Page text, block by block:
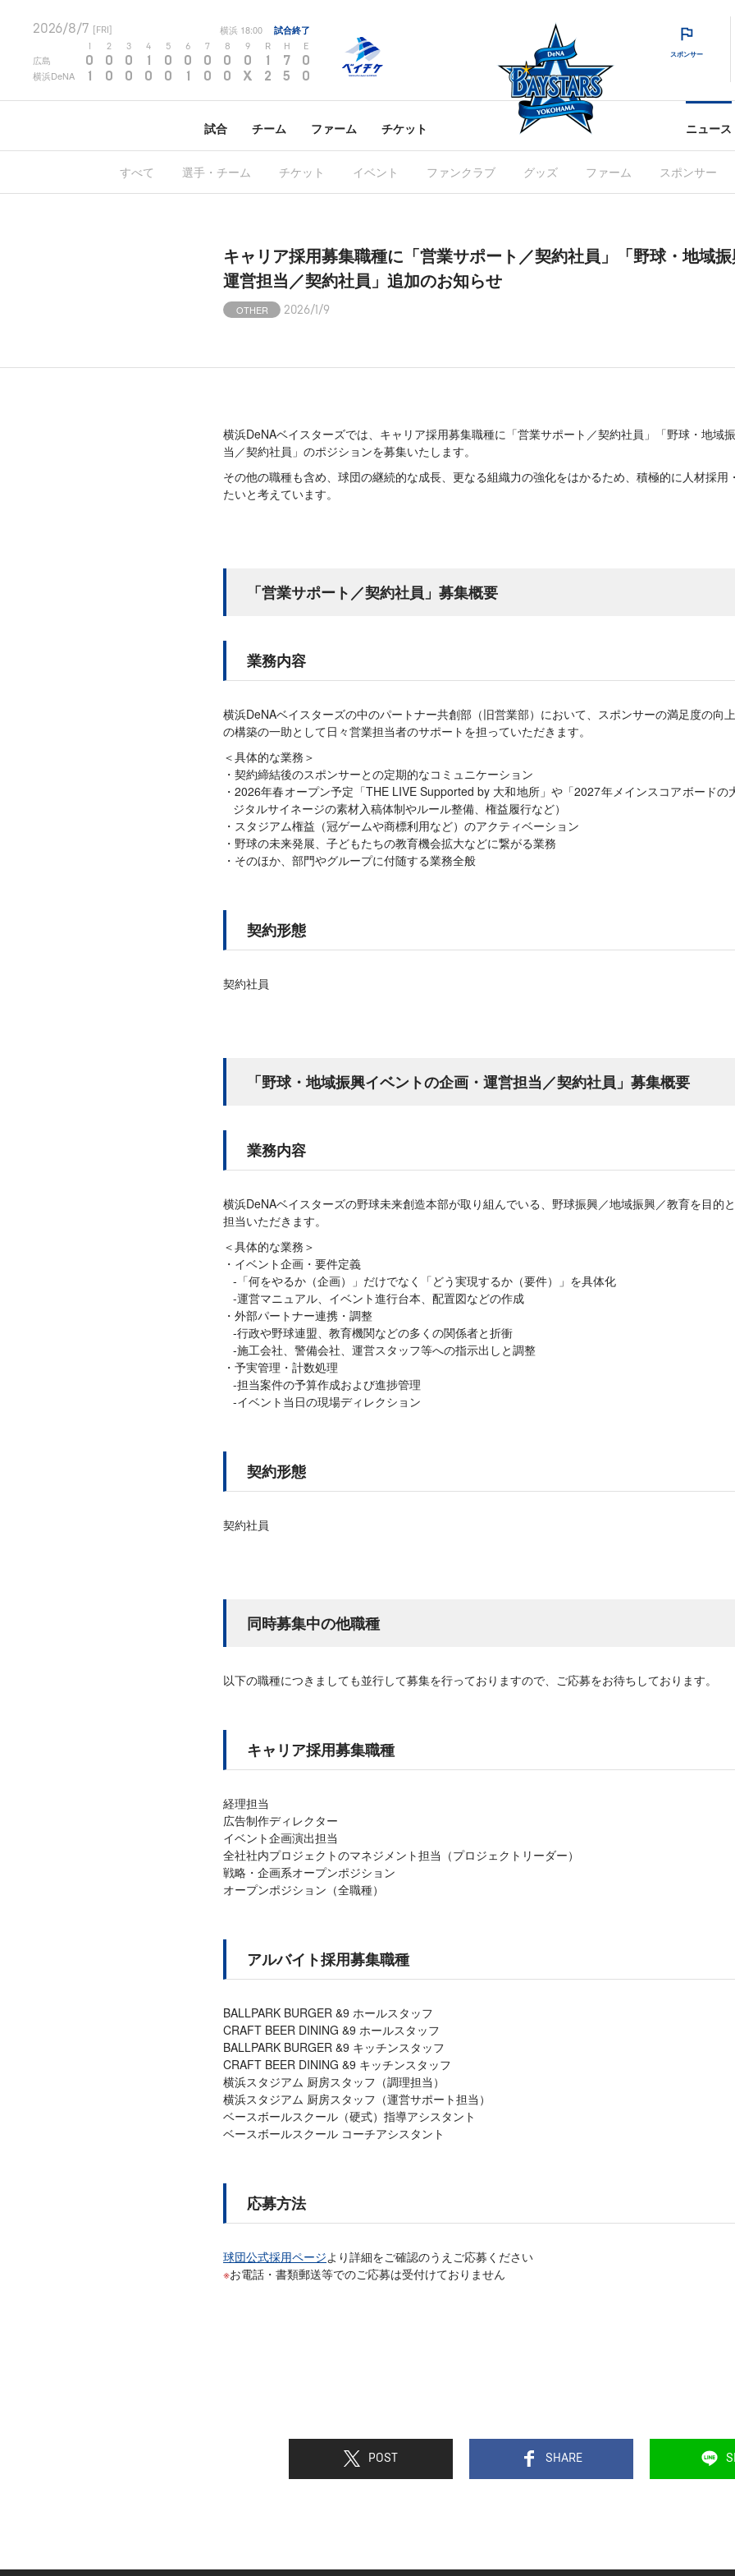
2026/8/7 [FRI] 横浜 18:00 試合終了
2 3 4 5 6 7 8 9 R H E
広島 0 0 0 1 0 0 0 0 0 1 7 0
横浜DeNA 1 0 0 0 0 1 0 0 X 2 5 0
スポンサー
試合 チーム ファーム チケット ニュース
すべて 選手・チーム チケット イベント ファンクラブ グッズ ファーム スポンサー
キャリア採用募集職種に「営業サポート／契約社員」「野球・地域
運営担当／契約社員」追加のお知らせ
OTHER 2026/1/9
横浜DeNAベイスターズでは、キャリア採用募集職種に「営業サポート／契約社員」「野球・地域
当／契約社員」のポジションを募集いたします。
その他の職種も含め、球団の継続的な成長、更なる組織力の強化をはかるため、積極的に人材採用
たいと考えています。
「営業サポート／契約社員」募集概要
業務内容
横浜DeNAベイスターズの中のパートナー共創部（旧営業部）において、スポンサーの満足度の向
の構築の一助として日々営業担当者のサポートを担っていただきます。
＜具体的な業務＞
契約締結後のスポンサーとの定期的なコミュニケーション
2026年春オープン予定「THE LIVE Supported by 大和地所」や「2027年メインスコアボードの
ジタルサイネージの素材入稿体制やルール整備、権益履行など）
スタジアム権益（冠ゲームや商標利用など）のアクティベーション
野球の未来発展、子どもたちの教育機会拡大などに繋がる業務
そのほか、部門やグループに付随する業務全般
契約形態
契約社員
「野球・地域振興イベントの企画・運営担当／契約社員」募集概要
業務内容
横浜DeNAベイスターズの野球未来創造本部が取り組んでいる、野球振興／地域振興／教育を目的
担当いただきます。
＜具体的な業務＞
イベント企画・要件定義
-「何をやるか（企画）」だけでなく「どう実現するか（要件）」を具体化
-運営マニュアル、イベント進行台本、配置図などの作成
外部パートナー連携・調整
-行政や野球連盟、教育機関などの多くの関係者と折衝
-施工会社、警備会社、運営スタッフ等への指示出しと調整
予実管理・計数処理
-担当案件の予算作成および進捗管理
-イベント当日の現場ディレクション
契約形態
契約社員
同時募集中の他職種
以下の職種につきましても並行して募集を行っておりますので、ご応募をお待ちしております。
キャリア採用募集職種
経理担当
広告制作ディレクター
イベント企画演出担当
全社社内プロジェクトのマネジメント担当（プロジェクトリーダー）
戦略・企画系オープンポジション
オープンポジション（全職種）
アルバイト採用募集職種
BALLPARK BURGER &9 ホールスタッフ
CRAFT BEER DINING &9 ホールスタッフ
BALLPARK BURGER &9 キッチンスタッフ
CRAFT BEER DINING &9 キッチンスタッフ
横浜スタジアム 厨房スタッフ（調理担当）
横浜スタジアム 厨房スタッフ（運営サポート担当）
ベースボールスクール（硬式）指導アシスタント
ベースボールスクール コーチアシスタント
応募方法
球団公式採用ページより詳細をご確認のうえご応募ください
お電話・書類郵送等でのご応募は受付けておりません
POST SHARE